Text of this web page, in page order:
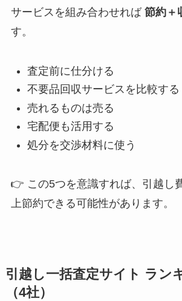
サービスを組み合わせれば 節約＋
す。
査定前に仕分ける
不要品回収サービスを比較する
売れるものは売る
宅配便も活用する
処分を交渉材料に使う
👉 この5つを意識すれば、引越し
上節約できる可能性があります。
引越し一括査定サイト ラン
（4社）